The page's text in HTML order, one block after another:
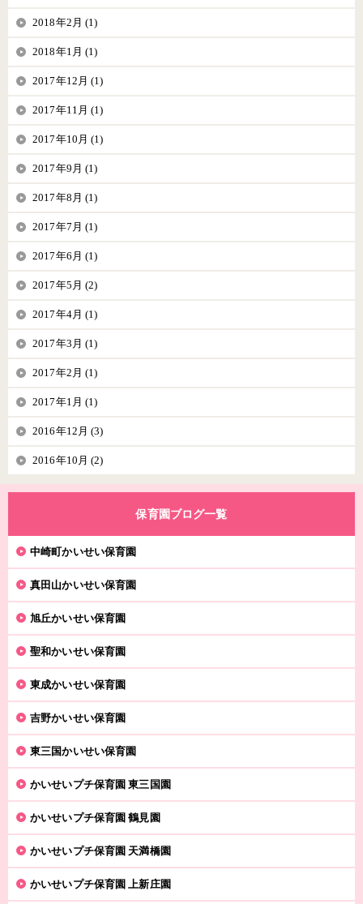
2018年2月 (1)
2018年1月 (1)
2017年12月 (1)
2017年11月 (1)
2017年10月 (1)
2017年9月 (1)
2017年8月 (1)
2017年7月 (1)
2017年6月 (1)
2017年5月 (2)
2017年4月 (1)
2017年3月 (1)
2017年2月 (1)
2017年1月 (1)
2016年12月 (3)
2016年10月 (2)
保育園ブログ一覧
中崎町かいせい保育園
真田山かいせい保育園
旭丘かいせい保育園
聖和かいせい保育園
東成かいせい保育園
吉野かいせい保育園
東三国かいせい保育園
かいせいプチ保育園 東三国園
かいせいプチ保育園 鶴見園
かいせいプチ保育園 天満橋園
かいせいプチ保育園 上新庄園